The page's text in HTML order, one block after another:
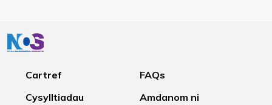
Cartref
FAQs
Cysylltiadau
Amdanom ni